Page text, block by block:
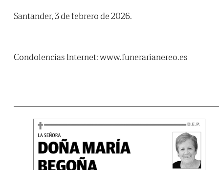
Santander, 3 de febrero de 2026.
Condolencias Internet: www.funerarianereo.es